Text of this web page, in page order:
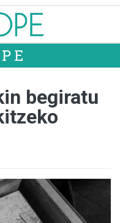
begiratu